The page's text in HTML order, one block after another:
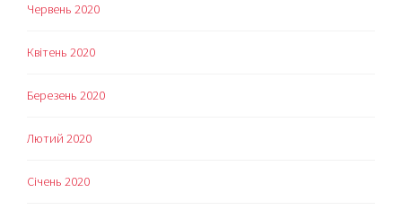
Червень 2020
Квітень 2020
Березень 2020
Лютий 2020
Січень 2020